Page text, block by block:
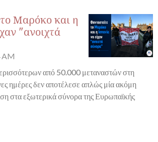
Μαρόκο και η
"ανοιχτά
AM
από 50.000 μεταναστών στη
ημέρες δεν αποτέλεσε απλώς μία ακόμη
στα εξωτερικά σύνορα της Ευρωπαϊκής